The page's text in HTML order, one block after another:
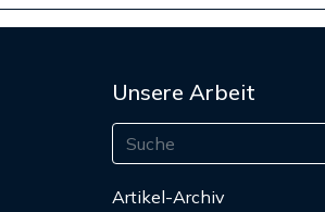
Unsere Arbeit
Artikel-Archiv